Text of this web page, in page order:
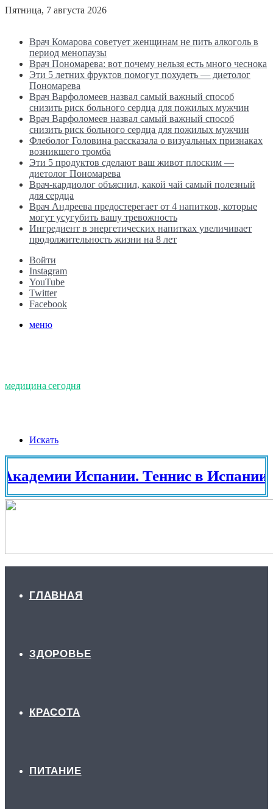
Пятница, 7 августа 2026
Врач Комарова советует женщинам не пить алкоголь в
период менопаузы
Врач Пономарева: вот почему нельзя есть много чеснока
Эти 5 летних фруктов помогут похудеть — диетолог
Пономарева
Врач Варфоломеев назвал самый важный способ
снизить риск больного сердца для пожилых мужчин
Врач Варфоломеев назвал самый важный способ
снизить риск больного сердца для пожилых мужчин
Флеболог Головина рассказала о визуальных признаках
возникшего тромба
Эти 5 продуктов сделают ваш живот плоским —
диетолог Пономарева
Врач-кардиолог объяснил, какой чай самый полезный
для сердца
Врач Андреева предостерегает от 4 напитков, которые
могут усугубить вашу тревожность
Ингредиент в энергетических напитках увеличивает
продолжительность жизни на 8 лет
Войти
Instagram
YouTube
Twitter
Facebook
меню
медицина сегодня
Искать
Испании. Теннис в Испании.
ГЛАВНАЯ
ЗДОРОВЬЕ
КРАСОТА
ПИТАНИЕ